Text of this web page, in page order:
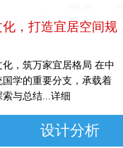
，打造宜居空间规
，筑万家宜居格局 在中
学的重要分支，承载着
索与总结...详细
设计分析